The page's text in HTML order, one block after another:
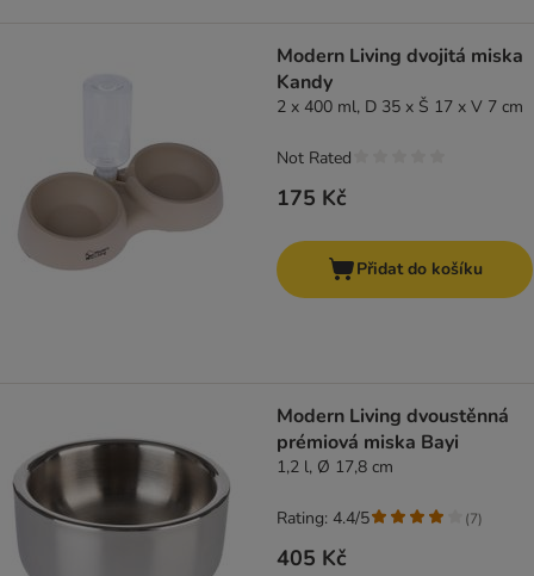
Modern Living dvojitá miska
Kandy
2 x 400 ml, D 35 x Š 17 x V 7 cm
175 Kč
Not Rated
Přidat do košíku
Modern Living dvoustěnná
prémiová miska Bayi
1,2 l, Ø 17,8 cm
405 Kč
Rating: 4.4/5 (7)